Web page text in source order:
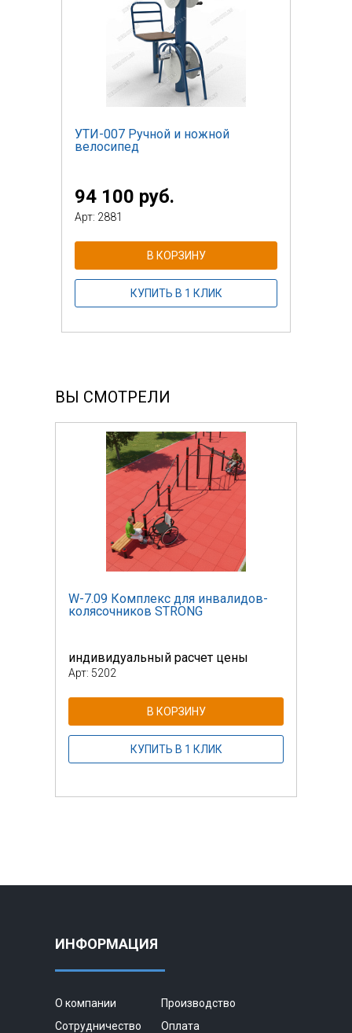
УТИ-007 Ручной и ножной
велосипед
94 100 руб.
Арт: 2881
В КОРЗИНУ
КУПИТЬ В 1 КЛИК
ВЫ СМОТРЕЛИ
W-7.09 Комплекс для инвалидов-
колясочников STRONG
индивидуальный расчет цены
Арт: 5202
В КОРЗИНУ
КУПИТЬ В 1 КЛИК
ИНФОРМАЦИЯ
О компании
Производство
Сотрудничество
Оплата